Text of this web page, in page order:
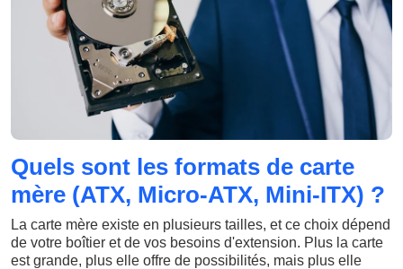
Quels sont les formats de carte
mère (ATX, Micro-ATX, Mini-ITX) ?
La carte mère existe en plusieurs tailles, et ce choix dépend
de votre boîtier et de vos besoins d'extension. Plus la carte
est grande, plus elle offre de possibilités, mais plus elle